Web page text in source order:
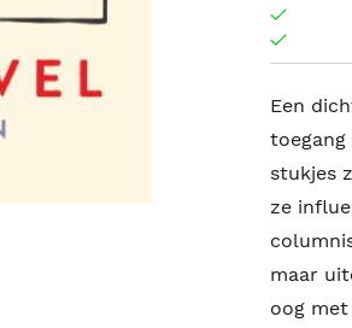
Een
stukjes
ze
maar
oog